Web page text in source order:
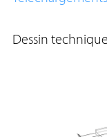
Dessin technique